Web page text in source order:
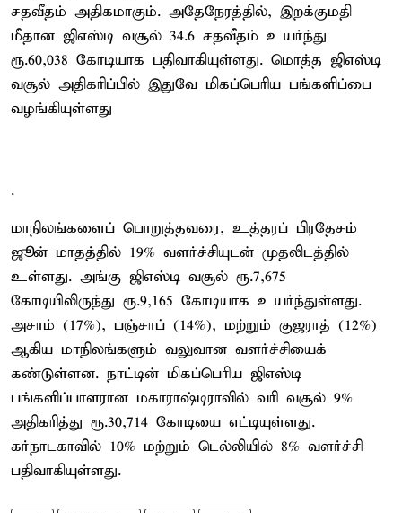
சதவீதம் அதிகமாகும். அதேநேரத்தில், இறக்குமதி
மீதான ஜிஎஸ்டி வசூல் 34.6 சதவீதம் உயர்ந்து
ரூ.60,038 கோடியாக பதிவாகியுள்ளது. மொத்த ஜிஎஸ்டி
வசூல் அதிகரிப்பில் இதுவே மிகப்பெரிய பங்களிப்பை
வழங்கியுள்ளது
.
மாநிலங்களைப் பொறுத்தவரை, உத்தரப் பிரதேசம்
ஜூன் மாதத்தில் 19% வளர்ச்சியுடன் முதலிடத்தில்
உள்ளது. அங்கு ஜிஎஸ்டி வசூல் ரூ.7,675
கோடியிலிருந்து ரூ.9,165 கோடியாக உயர்ந்துள்ளது.
அசாம் (17%), பஞ்சாப் (14%), மற்றும் குஜராத் (12%)
ஆகிய மாநிலங்களும் வலுவான வளர்ச்சியைக்
கண்டுள்ளன. நாட்டின் மிகப்பெரிய ஜிஎஸ்டி
பங்களிப்பாளரான மகாராஷ்டிராவில் வரி வசூல் 9%
அதிகரித்து ரூ.30,714 கோடியை எட்டியுள்ளது.
கர்நாடகாவில் 10% மற்றும் டெல்லியில் 8% வளர்ச்சி
பதிவாகியுள்ளது.